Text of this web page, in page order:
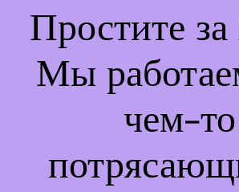
Простите
Мы
чем-то